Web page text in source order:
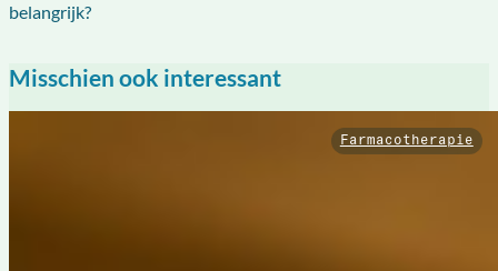
belangrijk?
Misschien ook interessant
Farmacotherapie